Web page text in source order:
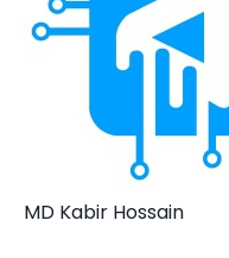
MD Kabir Hossain